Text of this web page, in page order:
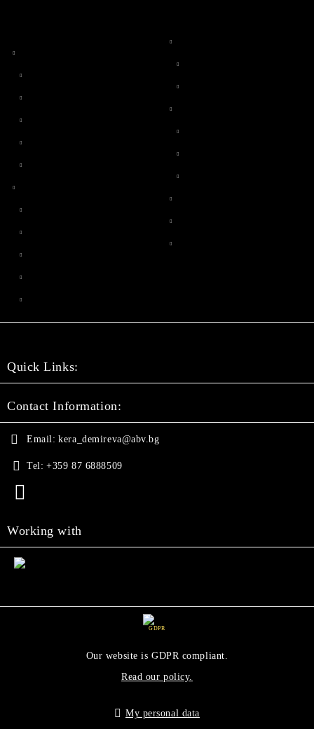
Quick Links:
Contact Information:
Email: kera_demireva@abv.bg
Tel: +359 87 6888509
Working with
GDPR
Our website is GDPR compliant.
Read our policy.
My personal data